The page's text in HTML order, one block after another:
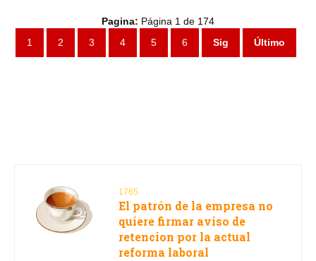
Pagina: Página 1 de 174
1
2 3 4 5 6 Sig Último
1765
El patrón de la empresa no
quiere firmar aviso de
retencion por la actual
reforma laboral